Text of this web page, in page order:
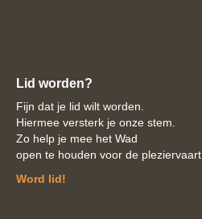
Lid worden?
Fijn dat je lid wilt worden.
Hiermee versterk je onze stem.
Zo help je mee het Wad
open te houden voor de pleziervaart.
Word lid!